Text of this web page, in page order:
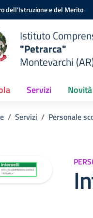
dell'Istruzione e del Merito
Istituto
"Petrarca"
Montevarchi
Servizi Novità
Servizi Personale